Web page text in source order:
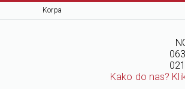
Korpa
Kako do nas?